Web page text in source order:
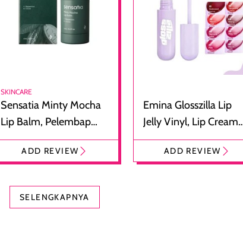
SKINCARE
Sensatia Minty Mocha
Lip Balm, Pelembap
Bibir dengan Aroma
CokelatADD REVIEW
Emina Glosszilla Lip
Jelly Vinyl, Lip Cream
Glossy Ringan dengan
Efek Bibir Plumpy
ADD REVIEW
SELENGKAPNYA